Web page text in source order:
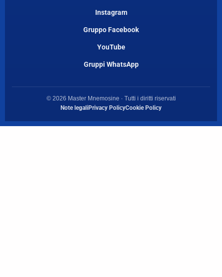
Instagram
Gruppo Facebook
YouTube
Gruppi WhatsApp
© 2026 Master Mnemosine · Tutti i diritti riservati
Note legaliPrivacy PolicyCookie Policy